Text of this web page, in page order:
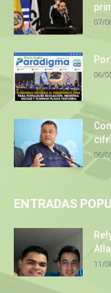
07/
06/
06/
ENTRADAS
11/